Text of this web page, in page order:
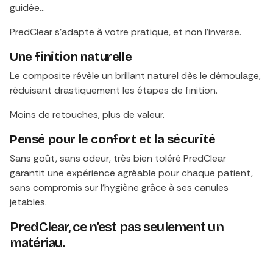
guidée…
PredClear s’adapte à votre pratique, et non l’inverse.
Une finition naturelle
Le composite révèle un brillant naturel dès le démoulage,
réduisant drastiquement les étapes de finition.
Moins de retouches, plus de valeur.
Pensé pour le confort et la sécurité
Sans goût, sans odeur, très bien toléré PredClear
garantit une expérience agréable pour chaque patient,
sans compromis sur l’hygiène grâce à ses canules
jetables.
PredClear, ce n’est pas seulement un
matériau.